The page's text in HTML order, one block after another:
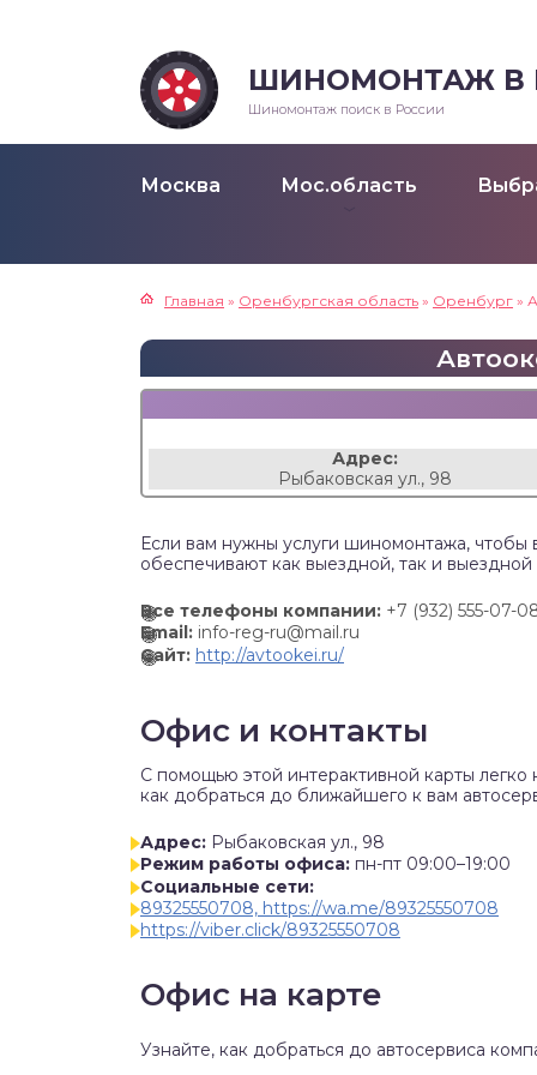
ШИНОМОНТАЖ В
Шиномонтаж поиск в России
Москва Мос.область
Главная » Оренбургская область » Оренбург »
Адрес:
Рыбаковская ул., 98
Если вам нужны услуги шиномонтажа,
обеспечивают как выездной, так и
Все телефоны компании: +7 (932) 555-07-
Email: info-reg-ru@mail.ru
Сайт: http://avtookei.ru/
Офис и контакты
C помощью этой интерактивной карты
как добраться до ближайшего к вам
Адрес: Рыбаковская ул., 98
Режим работы офиса: пн-пт 09:00–19:00
Социальные сети:
89325550708, https://wa.me/89325550708
https://viber.click/89325550708
Офис на карте
Узнайте, как добраться до автосервиса